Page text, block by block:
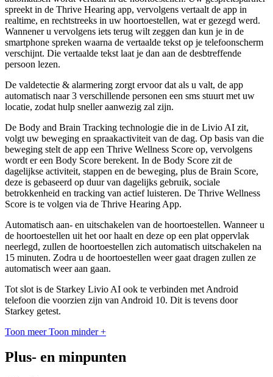
spreekt in de Thrive Hearing app, vervolgens vertaalt de app in
realtime, en rechtstreeks in uw hoortoestellen, wat er gezegd werd.
Wannener u vervolgens iets terug wilt zeggen dan kun je in de
smartphone spreken waarna de vertaalde tekst op je telefoonscherm
verschijnt. Die vertaalde tekst laat je dan aan de desbtreffende
persoon lezen.
De valdetectie & alarmering zorgt ervoor dat als u valt, de app
automatisch naar 3 verschillende personen een sms stuurt met uw
locatie, zodat hulp sneller aanwezig zal zijn.
De Body and Brain Tracking technologie die in de Livio AI zit,
volgt uw beweging en spraakactiviteit van de dag. Op basis van die
beweging stelt de app een Thrive Wellness Score op, vervolgens
wordt er een Body Score berekent. In de Body Score zit de
dagelijkse activiteit, stappen en de beweging, plus de Brain Score,
deze is gebaseerd op duur van dagelijks gebruik, sociale
betrokkenheid en tracking van actief luisteren. De Thrive Wellness
Score is te volgen via de Thrive Hearing App.
Automatisch aan- en uitschakelen van de hoortoestellen. Wanneer u
de hoortoestellen uit het oor haalt en deze op een plat oppervlak
neerlegd, zullen de hoortoestellen zich automatisch uitschakelen na
15 minuten. Zodra u de hoortoestellen weer gaat dragen zullen ze
automatisch weer aan gaan.
Tot slot is de Starkey Livio AI ook te verbinden met Android
telefoon die voorzien zijn van Android 10. Dit is tevens door
Starkey getest.
Toon meer Toon minder +
Plus- en minpunten